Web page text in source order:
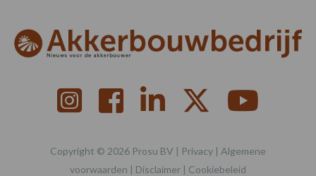
Copyright © 2026 Prosu BV | Privacy | Algemene
voorwaarden | Disclaimer | Cookiebeleid